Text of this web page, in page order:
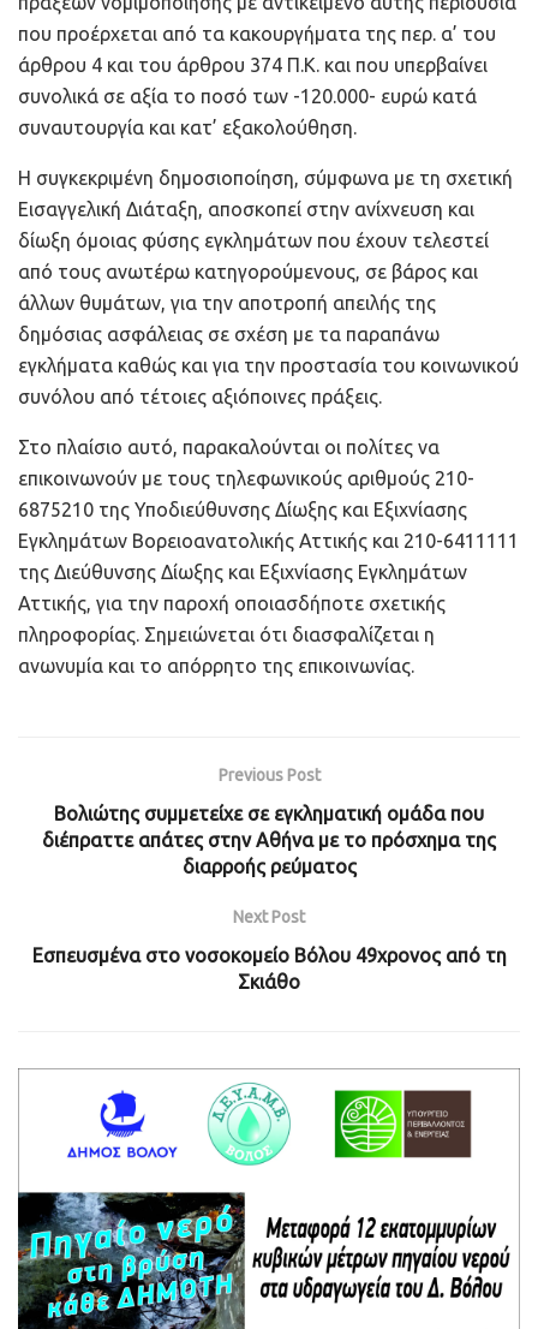
που προέρχεται από τα κακουργήματα της περ. α’ του
άρθρου 4 και του άρθρου 374 Π.Κ. και που υπερβαίνει
συνολικά σε αξία το ποσό των -120.000- ευρώ κατά
συναυτουργία και κατ’ εξακολούθηση.
Η συγκεκριμένη δημοσιοποίηση, σύμφωνα με τη σχετική
Εισαγγελική Διάταξη, αποσκοπεί στην ανίχνευση και
δίωξη όμοιας φύσης εγκλημάτων που έχουν τελεστεί
από τους ανωτέρω κατηγορούμενους, σε βάρος και
άλλων θυμάτων, για την αποτροπή απειλής της
δημόσιας ασφάλειας σε σχέση με τα παραπάνω
εγκλήματα καθώς και για την προστασία του κοινωνικού
συνόλου από τέτοιες αξιόποινες πράξεις.
Στο πλαίσιο αυτό, παρακαλούνται οι πολίτες να
επικοινωνούν με τους τηλεφωνικούς αριθμούς 210-
6875210 της Υποδιεύθυνσης Δίωξης και Εξιχνίασης
Εγκλημάτων Βορειοανατολικής Αττικής και 210-6411111
της Διεύθυνσης Δίωξης και Εξιχνίασης Εγκλημάτων
Αττικής, για την παροχή οποιασδήποτε σχετικής
πληροφορίας. Σημειώνεται ότι διασφαλίζεται η
ανωνυμία και το απόρρητο της επικοινωνίας.
Previous Post
Βολιώτης συμμετείχε σε εγκληματική ομάδα που
διέπραττε απάτες στην Αθήνα με το πρόσχημα της
διαρροής ρεύματος
Next Post
Εσπευσμένα στο νοσοκομείο Βόλου 49χρονος από τη
Σκιάθο